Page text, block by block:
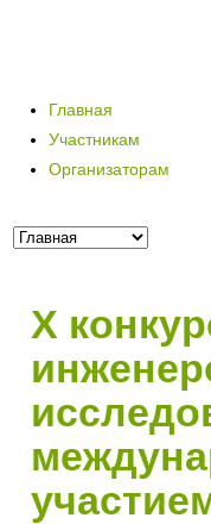
Главная
Участникам
Организаторам
X